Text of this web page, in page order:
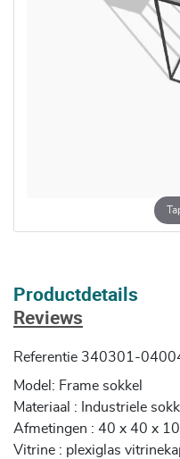
Productdetails
Reviews
Referentie 340301-
Model: Frame sokkel
Materiaal : Industriele
Afmetingen : 40 x 40 x
Vitrine : plexiglas